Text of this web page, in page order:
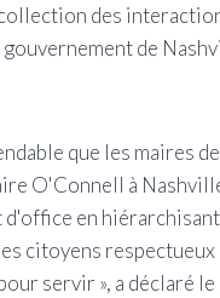
des
de
que les maires
O'Connell à
d'office en
citoyens
servir », a déclaré